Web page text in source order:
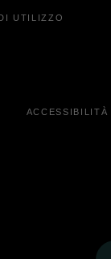
UTILIZZO
ACCESSIBILITÀ